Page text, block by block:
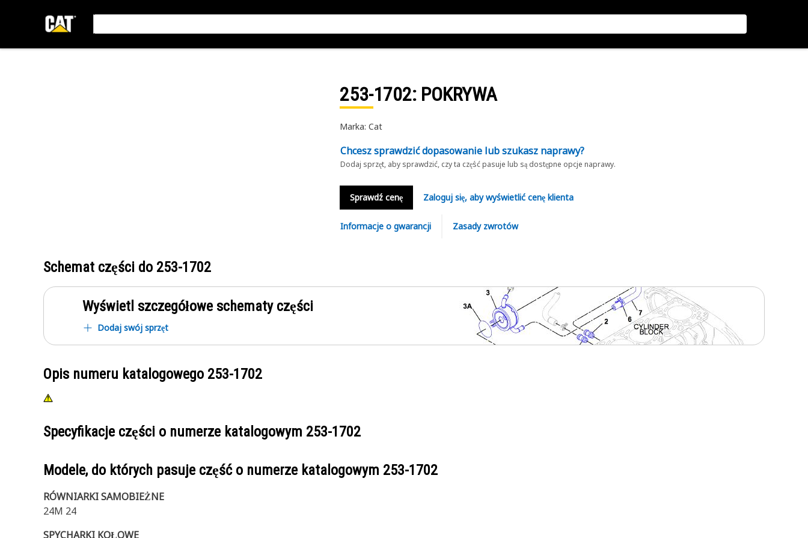
253-1702: POKRYWA
Marka: Cat
Chcesz sprawdzić dopasowanie lub szukasz naprawy?
Dodaj sprzęt, aby sprawdzić, czy ta część pasuje lub są dostępne opcje naprawy.
Sprawdź cenę Zaloguj się, aby wyświetlić cenę klienta
Informacje o gwarancji Zasady zwrotów
Schemat części do 253-1702
Wyświetl szczegółowe schematy części
Dodaj swój sprzęt
Opis numeru katalogowego 253-1702
Specyfikacje części o numerze katalogowym 253-1702
Modele, do których pasuje część o numerze katalogowym 253-1702
RÓWNIARKI SAMOBIEŻNE
24M 24
SPYCHARKI KOŁOWE